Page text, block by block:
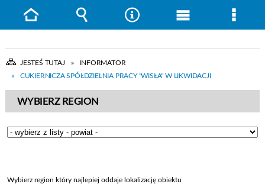
JESTEŚ TUTAJ
INFORMATOR
CUKIERNICZA SPÓŁDZIELNIA PRACY "WISŁA" W LIKWIDACJI
WYBIERZ REGION
Wybierz region który najlepiej oddaje lokalizację obiektu
Strona
główna
Wyszukiwarka
NarzędziaMenu
główne
Menu